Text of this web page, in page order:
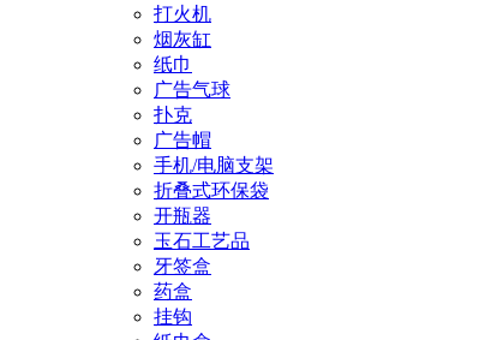
打火机
烟灰缸
纸巾
广告气球
扑克
广告帽
手机/电脑支架
折叠式环保袋
开瓶器
玉石工艺品
牙签盒
药盒
挂钩